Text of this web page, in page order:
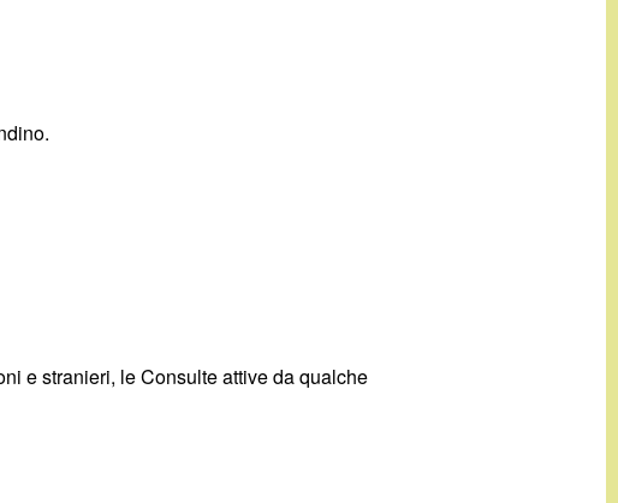
e stranieri, le Consulte attive da qualche